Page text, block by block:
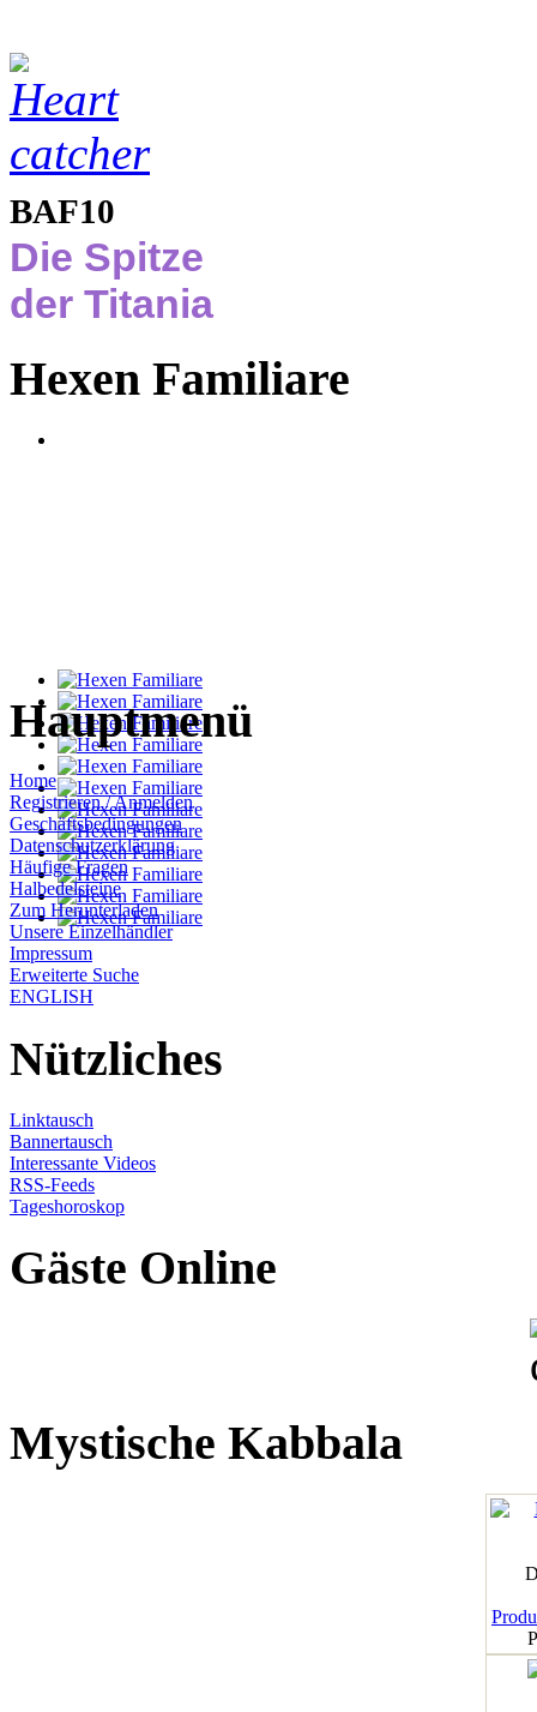
BAF10
Die Spitze
der Titania
Hexen Familiare
Hauptmenü
Home
Registrieren / Anmelden
Geschäftsbedingungen
Datenschutzerklärung
Häufige Fragen
Halbedelsteine
Zum Herunterladen
Unsere Einzelhändler
Impressum
Erweiterte Suche
ENGLISH
Nützliches
Linktausch
Bannertausch
Interessante Videos
RSS-Feeds
Tageshoroskop
Gäste Online
Mystische Kabbala